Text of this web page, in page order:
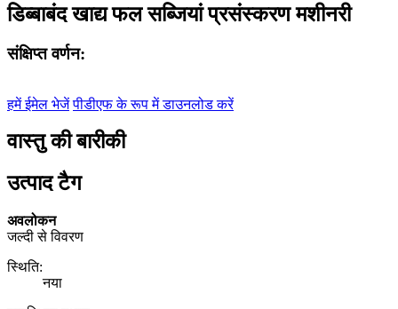
डिब्बाबंद खाद्य फल सब्जियां प्रसंस्करण मशीनरी
संक्षिप्त वर्णन:
हमें ईमेल भेजें पीडीएफ के रूप में डाउनलोड करें
वास्तु की बारीकी
उत्पाद टैग
अवलोकन
जल्दी से विवरण
स्थि‍ति:
नया